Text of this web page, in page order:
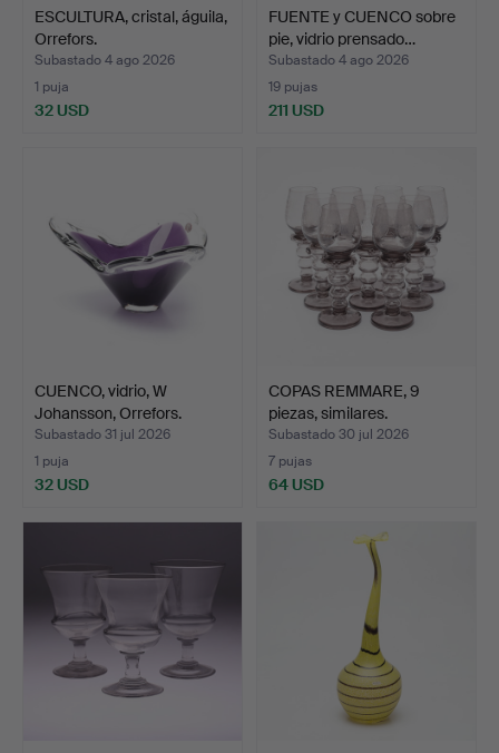
ESCULTURA, cristal, águila,
Orrefors.
Subastado 4 ago 2026
1 puja
32 USD
FUENTE y CUENCO sobre
pie, vidrio prensado…
Subastado 4 ago 2026
19 pujas
211 USD
CUENCO, vidrio, W
Johansson, Orrefors.
Subastado 31 jul 2026
1 puja
32 USD
COPAS REMMARE, 9
piezas, similares.
Subastado 30 jul 2026
7 pujas
64 USD